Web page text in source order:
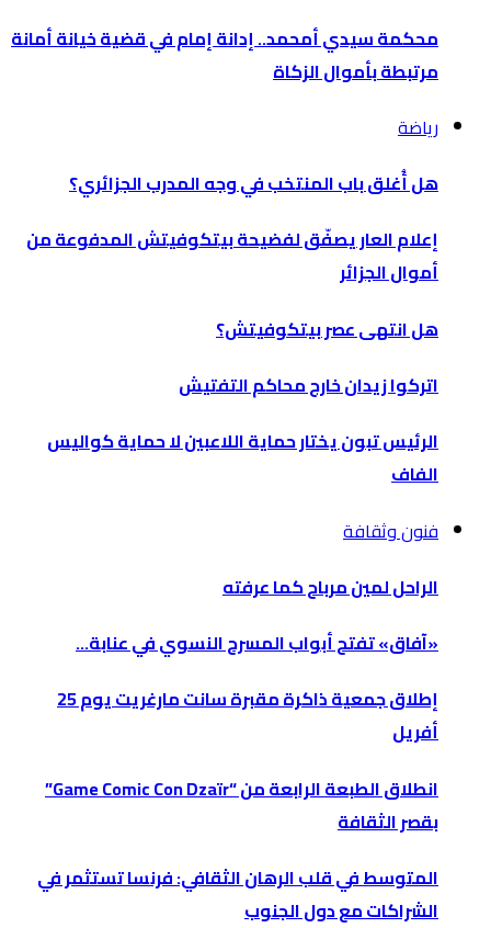
محكمة سيدي أمحمد.. إدانة إمام في قضية خيانة أمانة
مرتبطة بأموال الزكاة
رياضة
هل أُغلق باب المنتخب في وجه المدرب الجزائري؟
إعلام العار يصفّق لفضيحة بيتكوفيتش المدفوعة من
أموال الجزائر
هل انتهى عصر بيتكوفيتش؟
اتركوا زيدان خارج محاكم التفتيش
الرئيس تبون يختار حماية اللاعبين لا حماية كواليس
الفاف
فنون وثقافة
الراحل لمين مرباح كما عرفته
«آفاق» تفتح أبواب المسرح النسوي في عنابة…
إطلاق جمعية ذاكرة مقبرة سانت مارغريت يوم 25
أفريل
انطلاق الطبعة الرابعة من “Game Comic Con Dzaïr”
بقصر الثقافة
المتوسط في قلب الرهان الثقافي: فرنسا تستثمر في
الشراكات مع دول الجنوب